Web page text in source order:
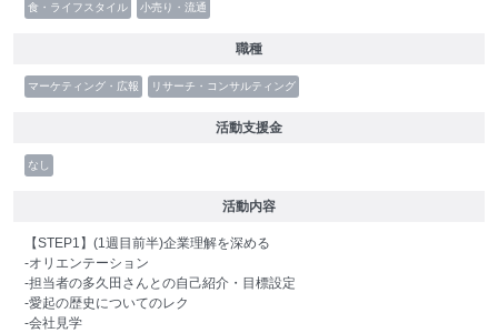
食・ライフスタイル 小売り・流通
職種
マーケティング・広報 リサーチ・コンサルティング
活動支援金
なし
活動内容
【STEP1】(1週目前半)企業理解を深める
-オリエンテーション
-担当者の多久田さんとの自己紹介・目標設定
-愛起の歴史についてのレク
-会社見学